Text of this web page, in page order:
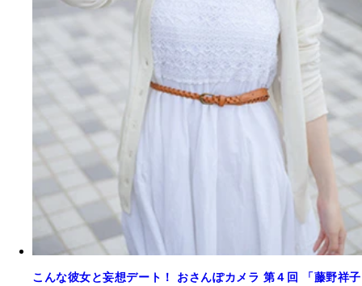
こんな彼女と妄想デート！ おさんぽカメラ 第４回 「藤野祥子